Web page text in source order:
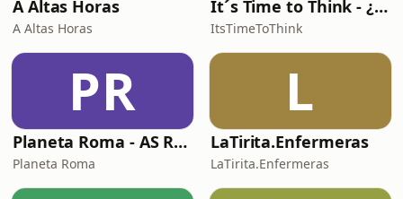
A Altas Horas
A Altas Horas
It´s Time to Think - ¿Nos paramos a pensar?
ItsTimeToThink
PR
Planeta Roma - AS Roma Podcast en Español
Planeta Roma
L
LaTirita.Enfermeras
LaTirita.Enfermeras